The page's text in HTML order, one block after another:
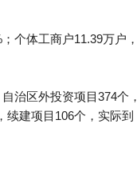
个体工商户11.39万户，
治区外投资项目374个，
建项目106个，实际到